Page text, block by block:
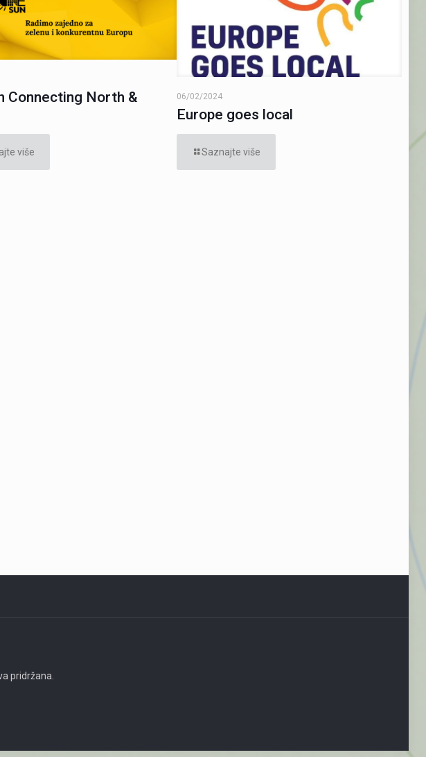
Connecting North &
više
06/02/2024
Europe goes local
Saznajte više
pridržana.